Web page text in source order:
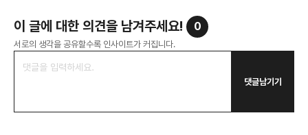
이 글에 대한 의견을 남겨주세요! 0
서로의 생각을 공유할수록 인사이트가 커집니다.
댓글남기기